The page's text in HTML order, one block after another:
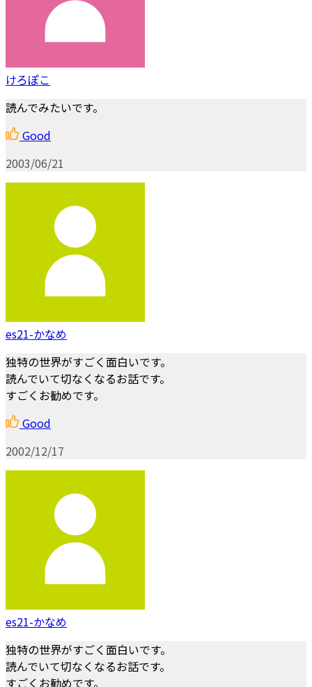
けろぽこ
読んでみたいです。
Good
2003/06/21
es21-かなめ
独特の世界がすごく面白いです。
読んでいて切なくなるお話です。
すごくお勧めです。
Good
2002/12/17
es21-かなめ
独特の世界がすごく面白いです。
読んでいて切なくなるお話です。
すごくお勧めです。